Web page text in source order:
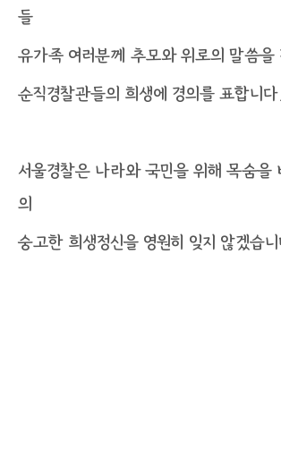
들
유가족 여러분께 추모와 위로의 말씀을
순직경찰관들의 희생에 경의를 표합니다.
서울경찰은 나라와 국민을 위해 목숨을
의
숭고한 희생정신을 영원히 잊지 않겠습니